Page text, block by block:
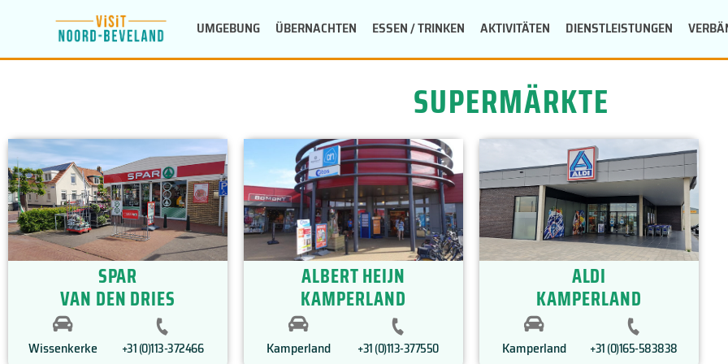
UMGEBUNG ÜBERNACHTEN ESSEN / TRINKEN AKTIVITÄTEN DIENSTLEISTUNGEN
SUPERMÄRKTE
SPAR
VAN DEN DRIES
Wissenkerke +31 (0)113-372466
ALBERT HEIJN
KAMPERLAND
Kamperland +31 (0)113-377550
ALDI
KAMPERLAND
Kamperland +31 (0)165-583838